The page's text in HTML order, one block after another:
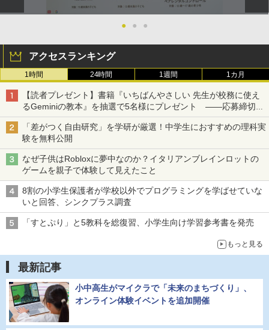
● ● ●
アクセスランキング
1時間 24時間 1週間 1カ月
【読者プレゼント】書籍『いちばんやさしい 先生が校務に使え
るGeminiの教本』を抽選で5名様にプレゼント ――応募締切は
2026年8月12日（水）まで
「差がつく自由研究」を学研が厳選！中学生におすすめの理科実
験を無料公開
なぜ子供はRobloxに夢中なのか？イタリアンブレインロットの
ゲームを親子で体験して見えたこと
8割の小学生保護者が学校以外でプログラミングを学ばせていな
いと回答、シンクプラス調査
「すとぷり」と5教科を総復習、小学生向け学習参考書を発売
もっと見る
最新記事
小中高生がマイクラで「未来のまちづくり」、
オンライン体験イベントを追加開催